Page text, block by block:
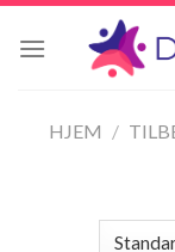
Skip
HJEM /